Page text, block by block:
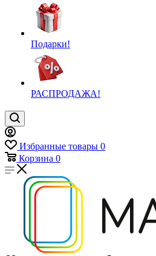
Подарки!
РАСПРОДАЖА!
Избранные товары 0
Корзина 0